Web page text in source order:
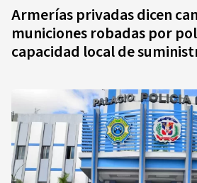
Armerías privadas dicen
municiones robadas por
capacidad local de